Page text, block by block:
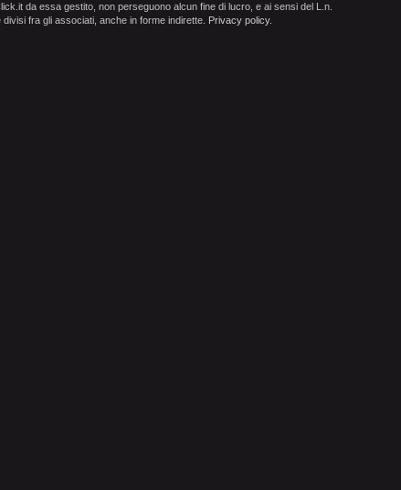
da essa gestito, non perseguono alcun fine di lucro, e ai sensi del L.n.
fra gli associati, anche in forme indirette. Privacy policy.